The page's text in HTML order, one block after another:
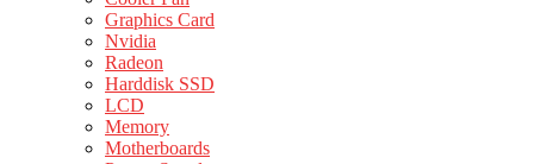
Graphics Card
Nvidia
Radeon
Harddisk SSD
LCD
Memory
Motherboards